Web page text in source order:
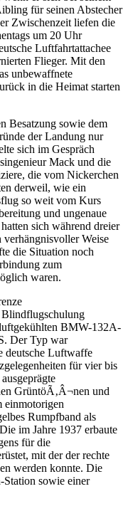
für seinen Abstecher
Zwischenzeit liefen die
um 20 Uhr
Luftfahrtattachee
Flieger. Mit den
unbewaffnete
in die Heimat starten
Besatzung sowie dem
der Landung nur
sich im Gespräch
Mack und die
die vom Nickerchen
derweil, wie ein
so weit vom Kurs
und ungenaue
sich während dreier
verhängnisvoller Weise
die Situation noch
zum
waren.
luftgekühlten BMW-132A-
Der Typ war
deutsche Luftwaffe
für vier bis
GrüntöÃ‚Â¬nen und
einmotorigen
Rumpfband als
im Jahre 1937 erbaute
für die
mit der der rechte
werden konnte. Die
Station sowie einer